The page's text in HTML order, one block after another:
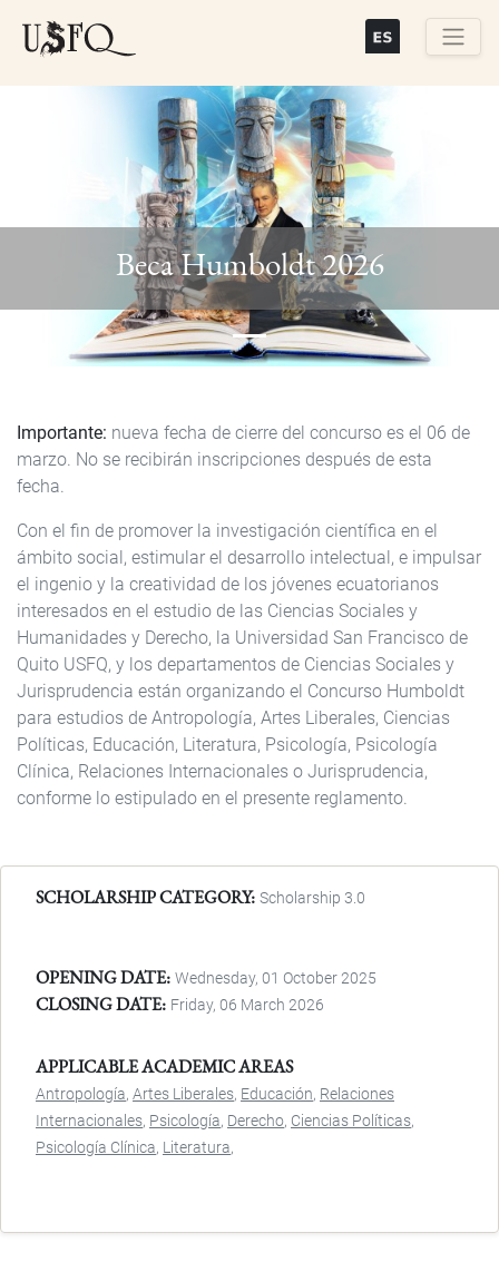
content
Beca Humboldt 2026
Importante: nueva fecha de cierre del concurso es el 06 de
marzo. No se recibirán inscripciones después de esta
fecha.
Con el fin de promover la investigación científica en el
ámbito social, estimular el desarrollo intelectual, e impulsar
el ingenio y la creatividad de los jóvenes ecuatorianos
interesados en el estudio de las Ciencias Sociales y
Humanidades y Derecho, la Universidad San Francisco de
Quito USFQ, y los departamentos de Ciencias Sociales y
Jurisprudencia están organizando el Concurso Humboldt
para estudios de Antropología, Artes Liberales, Ciencias
Políticas, Educación, Literatura, Psicología, Psicología
Clínica, Relaciones Internacionales o Jurisprudencia,
conforme lo estipulado en el presente reglamento.
SCHOLARSHIP CATEGORY Scholarship 3.0
OPENING DATE Wednesday, 01 October 2025
CLOSING DATE Friday, 06 March 2026
APPLICABLE ACADEMIC AREAS
Antropología Artes Liberales Educación Relaciones
Internacionales Psicología Derecho Ciencias Políticas
Psicología Clínica Literatura